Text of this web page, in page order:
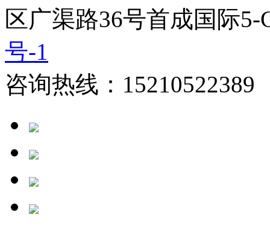
区广渠路36号首成国际
号-1
咨询热线：